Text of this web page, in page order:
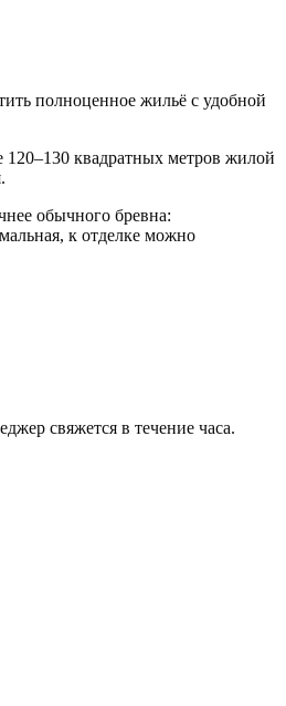
полноценное жильё с удобной
120–130 квадратных метров жилой
обычного бревна:
к отделке можно
свяжется в течение часа.